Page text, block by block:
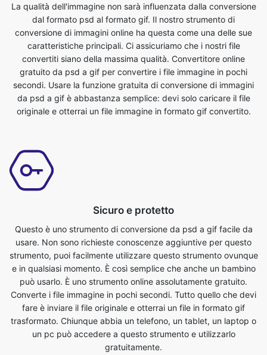
convertiti siano della massima qualità. Convertitore online
gratuito da psd a gif per convertire i file immagine in pochi
secondi. Usare la funzione gratuita di conversione di immagini
da psd a gif è abbastanza semplice: devi solo caricare il file
originale e otterrai un file immagine in formato gif convertito.
Questo è uno strumento di conversione da psd a gif facile da
usare. Non sono richieste conoscenze aggiuntive per questo
strumento, puoi facilmente utilizzare questo strumento ovunque
e in qualsiasi momento. È così semplice che anche un bambino
può usarlo. È uno strumento online assolutamente gratuito.
Converte i file immagine in pochi secondi. Tutto quello che devi
fare è inviare il file originale e otterrai un file in formato gif
trasformato. Chiunque abbia un telefono, un tablet, un laptop o
un pc può accedere a questo strumento e utilizzarlo
gratuitamente.